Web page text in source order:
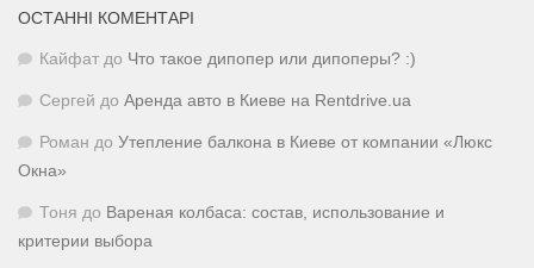
ОСТАННІ КОМЕНТАРІ
Кайфат до Что такое дипопер или дипоперы? :)
Сергей до Аренда авто в Киеве на Rentdrive.ua
Роман до Утепление балкона в Киеве от компании «Люкс
Окна»
Тоня до Вареная колбаса: состав, использование и
критерии выбора